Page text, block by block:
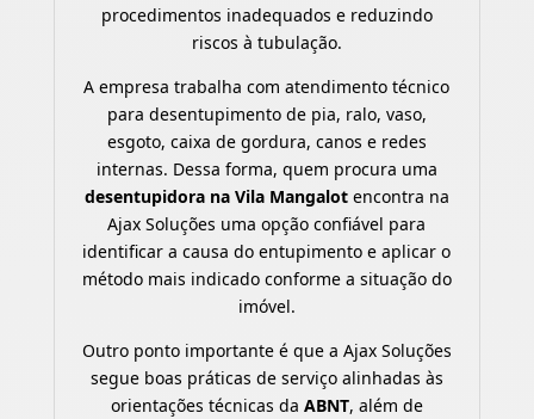
procedimentos inadequados e reduzindo
riscos à tubulação.
A empresa trabalha com atendimento técnico
para desentupimento de pia, ralo, vaso,
esgoto, caixa de gordura, canos e redes
internas. Dessa forma, quem procura uma
desentupidora na Vila Mangalotencontra na
Ajax Soluções uma opção confiável para
identificar a causa do entupimento e aplicar o
método mais indicado conforme a situação do
imóvel.
Outro ponto importante é que a Ajax Soluções
segue boas práticas de serviço alinhadas às
orientações técnicas da ABNT, além de